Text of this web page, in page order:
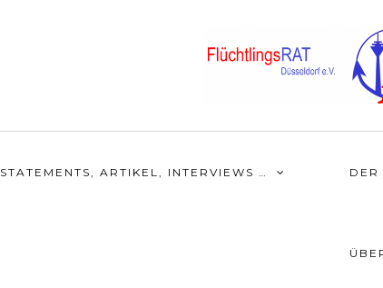
STATEMENTS, ARTIKEL, INTERVIEWS … DER